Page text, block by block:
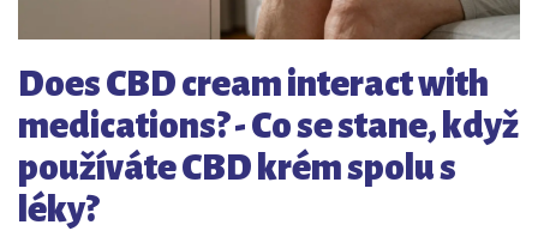
Does CBD cream interact with
medications? - Co se stane, když
používáte CBD krém spolu s
léky?